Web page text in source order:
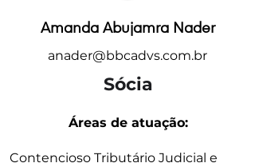
Amanda Abujamra Nader
anader@bbcadvs.com.br
Sócia
Áreas de atuação:
Contencioso Tributário Judicial e